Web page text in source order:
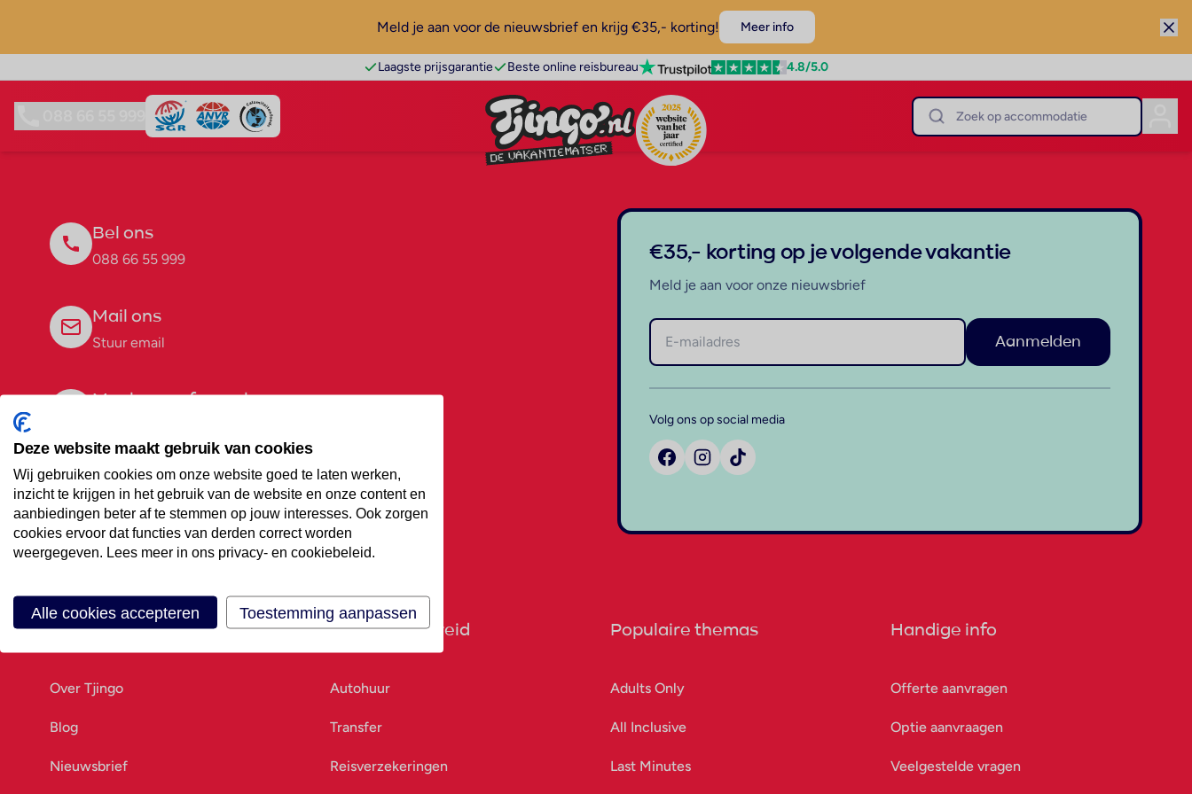
Meld je aan voor de nieuwsbrief en krijg €35,- korting! Meer info
Laagste prijsgarantie Beste online reisbureau 4.8/5.0
Bel ons
088 66 55 999
Mail ons
Stuur email
Maak een afspraak
Offerte aanvragen
Vraag offerte aan
€35,- korting op je volgende vakantie
Meld je aan voor onze nieuwsbrief
Aanmelden
Volg ons op social media
Ons bedrijf
Over Tjingo
Blog
Nieuwsbrief
Goed voorbereid
Autohuur
Transfer
Reisverzekeringen
Populaire themas
Adults Only
All Inclusive
Last Minutes
Handige info
Offerte aanvragen
Optie aanvraagen
Veelgestelde vragen
Deze website maakt gebruik van cookies
Wij gebruiken cookies om onze website goed te laten werken,
inzicht te krijgen in het gebruik van de website en onze content en
aanbiedingen beter af te stemmen op jouw interesses. Ook zorgen
cookies ervoor dat functies van derden correct worden
weergegeven. Lees meer in ons privacy- en cookiebeleid.
Alle cookies accepteren Toestemming aanpassen